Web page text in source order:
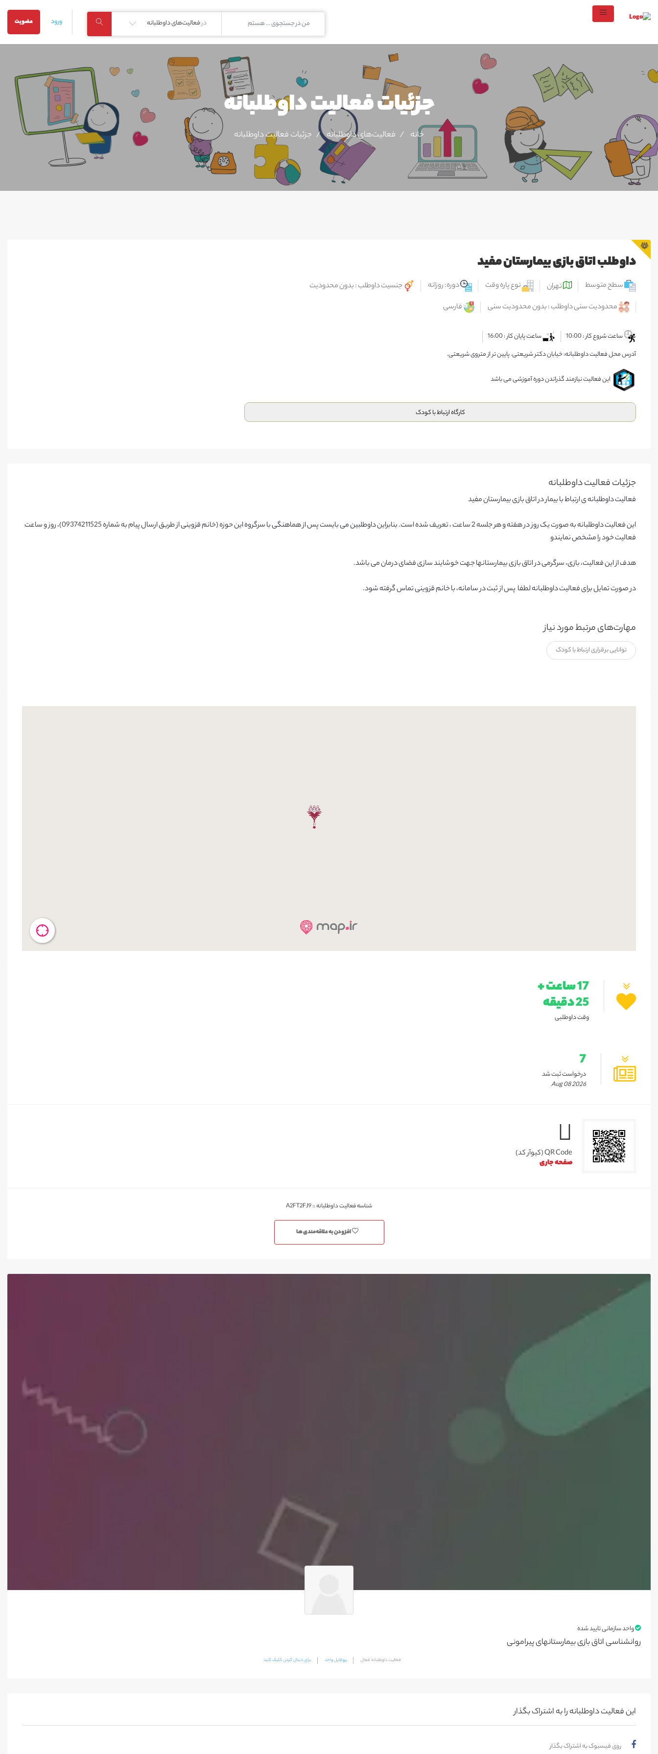
ورود عضویت در:فعالیت‌های داوطلبانه
جزئیات فعالیت‌ داوطلبانه
خانه فعالیت‌های داوطلبانه جزئیات فعالیت‌ داوطلبانه
داوطلب اتاق بازی بیمارستان مفید
سطح متوسط تهران نوع پاره وقت دوره: روزانه
جنسیت داوطلب : بدون محدودیت
محدودیت سنی داوطلب : بدون محدودیت سنی
فارسی
ساعت شروع کار : 10:00
ساعت پایان کار : 16:00
آدرس محل فعالیت داوطلبانه: خیابان دکتر شریعتی. پایین تر از متروی شریعتی.
این فعالیت نیازمند گذراندن دوره آموزشی می باشد
کارگاه ارتباط با کودک
جزئیات فعالیت‌ داوطلبانه
فعالیت داوطلبانه ی ارتباط با بیمار در اتاق بازی بیمارستان مفید
این فعالیت داوطلبانه به صورت یک روز در هفته و هر جلسه 2 ساعت ، تعریف شده است. بنابراین داوطلبین می بایست پس از هماهنگی با سرگروه این حوزه (خانم قزوینی از طریق ارسال پیام به شماره 09374211525)، روز و ساعت
فعالیت خود را مشخص نمایندو
هدف از این فعالیت، بازی، سرگرمی در اتاق بازی بیمارستانها جهت خوشایند سازی فضای درمان می باشد.
در صورت تمایل برای فعالیت داوطلبانه لطفا پس از ثبت در سامانه، با خانم قزوینی تماس گرفته شود.
مهارت‌های مرتبط مورد نیاز
توانایی برقراری ارتباط با کودک
17 ساعت +
25 دقیقه
وقت داوطلبی
7
درخواست ثبت شد
Aug 08 2026
QR Code (کیوآر کد)
صفحه جاری
شناسه فعالیت داوطلبانه :: A2FT2FJ9
افزودن به علاقه‌مندی ها
واحد سازمانی تایید شده
روانشناسی اتاق بازی بیمارستانهای پیرامونی
فعالیت داوطلبانه فعال پروفایل واحد برای دنبال کردن کلیک کنید
این فعالیت‌ داوطلبانه را به اشتراک بگذار
روی فیسبوک به اشتراک بگذار